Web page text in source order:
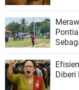
Diberi